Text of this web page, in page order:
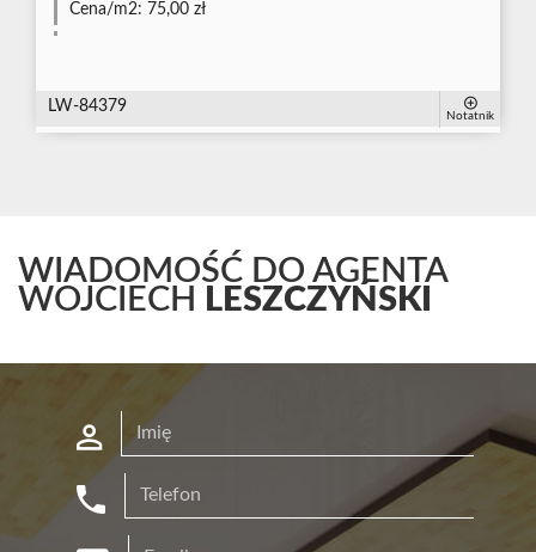
Cena/m2: 75,00 zł
LW-84379
Notatnik
WIADOMOŚĆ DO AGENTA
WOJCIECH
LESZCZYŃSKI